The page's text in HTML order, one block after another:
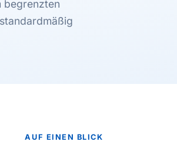
begrenzten
AUF EINEN BLICK